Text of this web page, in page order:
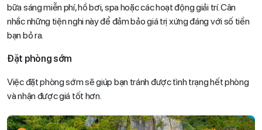
bữa sáng miễn phí, hồ bơi, spa hoặc các hoạt động giải trí. Cân
nhắc những tiện nghi này để đảm bảo giá trị xứng đáng với số tiền
bạn bỏ ra.
Đặt phòng sớm
Việc đặt phòng sớm sẽ giúp bạn tránh được tình trạng hết phòng
và nhận được giá tốt hơn.